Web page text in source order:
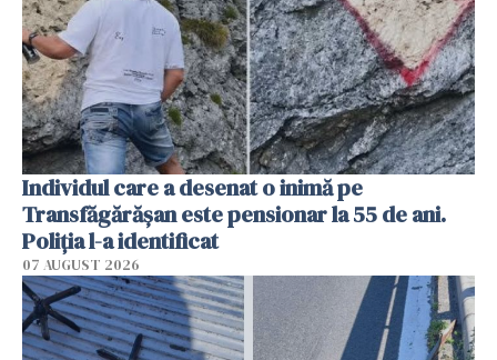
Individul care a desenat o inimă pe
Transfăgărășan este pensionar la 55 de ani.
Poliția l-a identificat
07 AUGUST 2026